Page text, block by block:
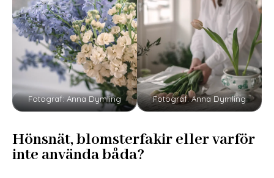
Fotograf: Anna Dymling Fotograf: Anna Dymling
Hönsnät, blomsterfakir eller varför
inte använda båda?